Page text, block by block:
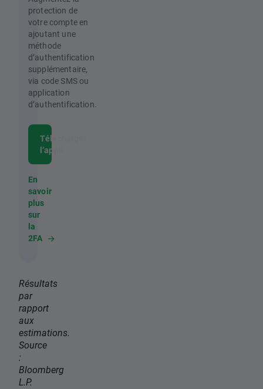
protection de
votre compte en
ajoutant une
méthode
d’authentification
supplémentaire,
via code SMS ou
application
d’authentification.
Télécharger
l’appli
En
savoir
plus
sur
la
2FA
Résultats
par
rapport
aux
estimations.
Source
:
Bloomberg
L.P.